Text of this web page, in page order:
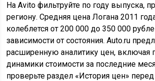
На Avito фильтруйте по году выпуска,
региону. Средняя цена Логана 2011
колеблется от 200 000 до 350 000
зависимости от состояния. Auto.ru
расширенную аналитику цен, включая
динамики стоимости за последние
проверьте раздел «История цен»